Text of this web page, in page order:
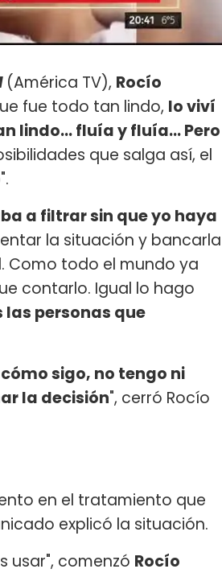
(América TV), Rocío
fue todo tan lindo, lo viví
lindo... fluía y fluía... Pero
que salga así, el
".
a filtrar sin que yo haya
la situación y
Como todo el mundo ya
contarlo. Igual lo hago
personas que
sigo, no tengo ni
la decisión", cerró Rocío
en el tratamiento que
explicó la situación.
usar", comenzó Rocío